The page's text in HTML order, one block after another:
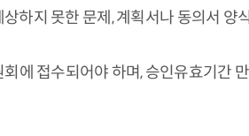
하지 못한 문제, 계획서나 동의서
에 접수되어야 하며, 승인유효기간